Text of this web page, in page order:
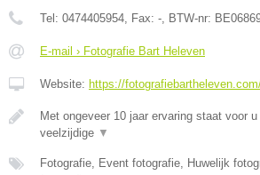
Tel: 0474405954, Fax: -, BTW-nr:
E-mail › Fotografie Bart Heleven
Website: https://
Met ongeveer 10 jaar ervaring staat voor
veelzijdige ▼
Fotografie, Event fotografie, Huwelijk